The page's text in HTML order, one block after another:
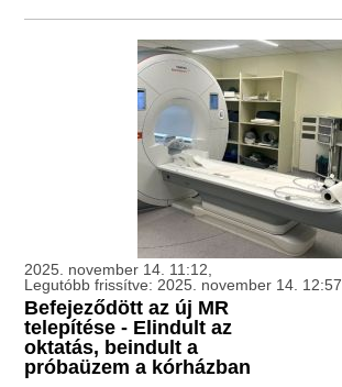
2025. november 14. 11:12,
Legutóbb frissítve: 2025. november 14. 12:57
Befejeződött az új MR
telepítése - Elindult az
oktatás, beindult a
próbaüzem a kórházban